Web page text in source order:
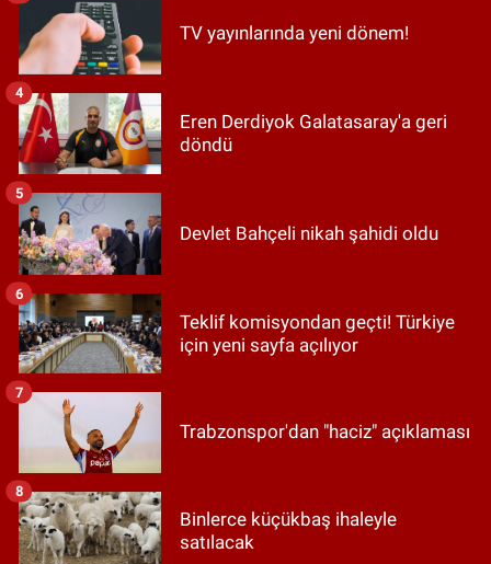
TV yayınlarında yeni dönem!
Eren Derdiyok Galatasaray'a geri
döndü
4
Devlet Bahçeli nikah şahidi oldu
5
Teklif komisyondan geçti! Türkiye
için yeni sayfa açılıyor
6
Trabzonspor'dan "haciz" açıklaması
7
Binlerce küçükbaş ihaleyle
satılacak
8